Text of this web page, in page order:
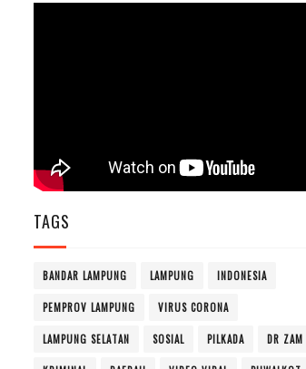
TAGS
BANDAR LAMPUNG LAMPUNG INDONESIA
PEMPROV LAMPUNG VIRUS CORONA
LAMPUNG SELATAN SOSIAL PILKADA DR ZAM